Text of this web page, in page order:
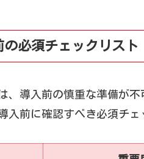
必須チェックリスト
導入前の慎重な準備が
前に確認すべき必須チェ